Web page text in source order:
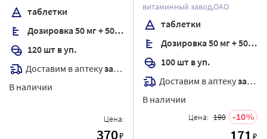
таблетки
Дозировка 50 мг + 50 мг
120 шт в уп.
Доставим в аптекузавтра
В наличии
Цена:
370₽
витаминный завод,ОАО
таблетки
Дозировка 50 мг + 50 мг
100 шт в уп.
Доставим в аптекузавтра
В наличии
Цена: 190 10
171₽